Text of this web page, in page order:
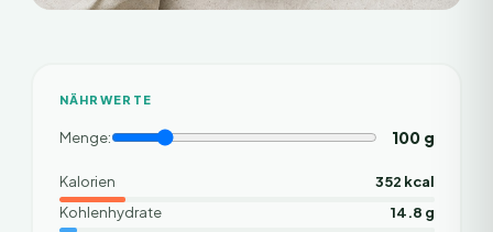
NÄHRWERTE
Menge: 100g
Kalorien
352 kcal
Kohlenhydrate
14.8 g